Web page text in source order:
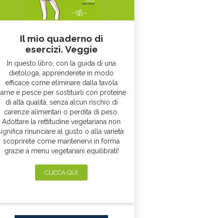
Il mio quaderno di
esercizi. Veggie
In questo libro, con la guida di una
dietologa, apprenderete in modo
efficace come eliminare dalla tavola
e pesce per sostituirli con proteine
di alta qualità, senza alcun rischio di
carenze alimentari o perdita di peso.
Adottare la rettitudine vegetariana non
rinunciare al gusto o alla varietà:
scoprirete come mantenervi in forma
grazie a menu vegetariani equilibrati!
CLICCA QUI